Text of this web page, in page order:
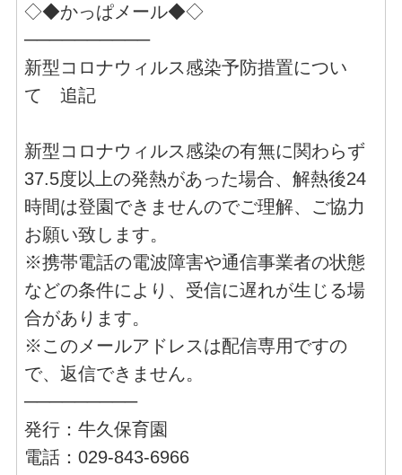
◇◆かっぱメール◆◇
──────────
新型コロナウィルス感染予防措置につい
て 追記
新型コロナウィルス感染の有無に関わらず
37.5度以上の発熱があった場合、解熱後24
時間は登園できませんのでご理解、ご協力
お願い致します。
※携帯電話の電波障害や通信事業者の状態
などの条件により、受信に遅れが生じる場
合があります。
※このメールアドレスは配信専用ですの
で、返信できません。
─────────
発行：牛久保育園
電話：029-843-6966